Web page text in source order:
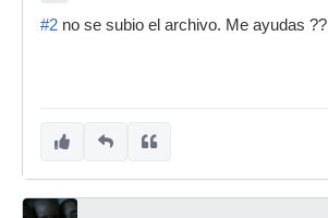
#2 no se subio el archivo. Me ayudas ??